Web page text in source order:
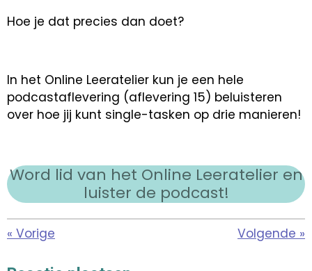
Hoe je dat precies dan doet?
In het Online Leeratelier kun je een hele
podcastaflevering (aflevering 15) beluisteren
over hoe jij kunt single-tasken op drie manieren!
Word lid van het Online Leeratelier en
luister de podcast!
« Vorige Volgende »